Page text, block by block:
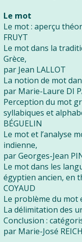
Le mot
Le mot : aperçu
FRUYT
Le mot dans la
Grèce,
par Jean LALLOT
La notion de mot
par Marie-Laure DI
Perception du mot
syllabiques et
BÉGUELIN
Le mot et l’analyse
indienne,
par Georges-Jean
Le mot dans les
égyptien ancien, en
COYAUD
Le problème du mot
La délimitation des
Conclusion :
par Marie-José